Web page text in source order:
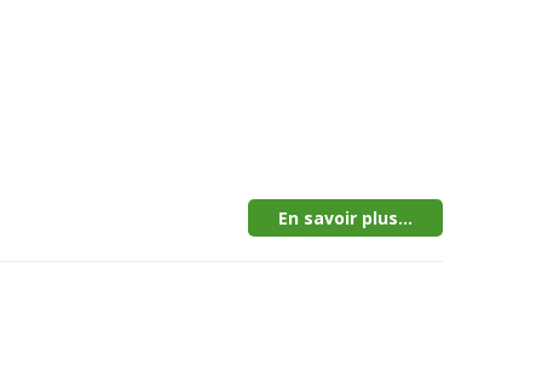
En savoir plus...